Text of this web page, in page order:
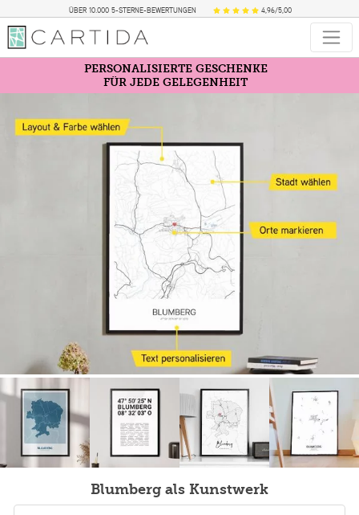
ÜBER 10.000 5-STERNE-BEWERTUNGEN 4,96/5,00
PERSONALISIERTE GESCHENKE
FÜR JEDE GELEGENHEIT
Blumberg als Kunstwerk